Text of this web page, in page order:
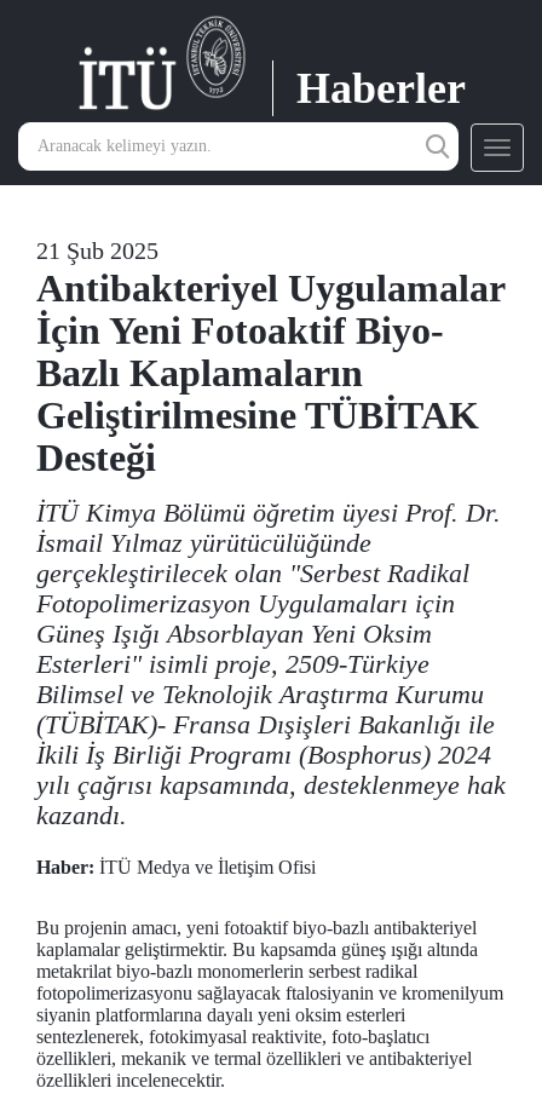
Haberler
21 Şub 2025
Antibakteriyel Uygulamalar
İçin Yeni Fotoaktif Biyo-
Bazlı Kaplamaların
Geliştirilmesine TÜBİTAK
Desteği
İTÜ Kimya Bölümü öğretim üyesi Prof. Dr.
İsmail Yılmaz yürütücülüğünde
gerçekleştirilecek olan "Serbest Radikal
Fotopolimerizasyon Uygulamaları için
Güneş Işığı Absorblayan Yeni Oksim
Esterleri" isimli proje, 2509-Türkiye
Bilimsel ve Teknolojik Araştırma Kurumu
(TÜBİTAK)- Fransa Dışişleri Bakanlığı ile
İkili İş Birliği Programı (Bosphorus) 2024
yılı çağrısı kapsamında, desteklenmeye hak
kazandı.
Haber: İTÜ Medya ve İletişim Ofisi
Bu projenin amacı, yeni fotoaktif biyo-bazlı antibakteriyel
kaplamalar geliştirmektir. Bu kapsamda güneş ışığı altında
metakrilat biyo-bazlı monomerlerin serbest radikal
fotopolimerizasyonu sağlayacak ftalosiyanin ve kromenilyum
siyanin platformlarına dayalı yeni oksim esterleri
sentezlenerek, fotokimyasal reaktivite, foto-başlatıcı
özellikleri, mekanik ve termal özellikleri ve antibakteriyel
özellikleri incelenecektir.